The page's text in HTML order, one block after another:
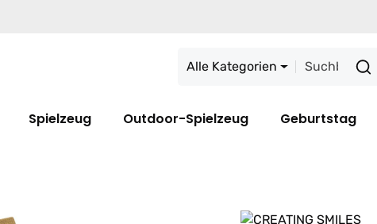
Alle Kategorien
Spielzeug Outdoor-Spielzeug Geburtstag